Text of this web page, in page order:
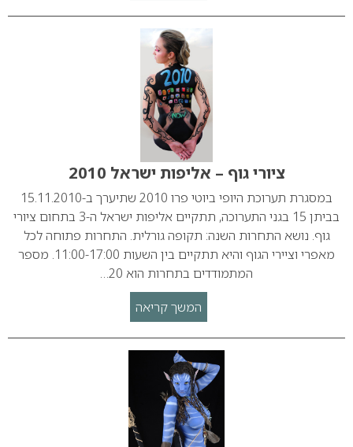
ציורי גוף – אליפות ישראל 2010
במסגרת תערוכת היופי ביוטי פרו 2010 שתיערך ב-15.11.2010
בביתן 15 בגני התערוכה, תתקיים אליפות ישראל ה-3 בתחום ציורי
גוף. נושא התחרות השנה: תקופה גורלית. התחרות פתוחה לכל
מאפרי וציירי הגוף והיא תתקיים בין השעות 11:00-17:00. מספר
המתמודדים בתחרות הוא 20…
המשך קריאה